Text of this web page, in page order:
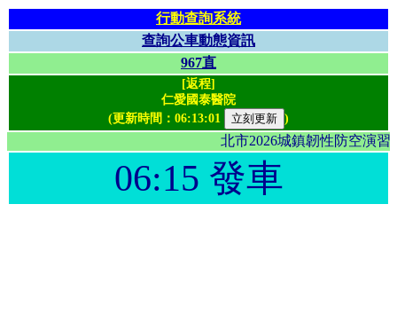
行動查詢系統
查詢公車動態資訊
967直
[返程]
仁愛國泰醫院
(更新時間： 06:13:01 )
北市2026城鎮韌性防空
06:15 發車